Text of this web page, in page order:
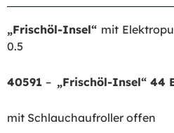
„Frischöl-Insel“ mit
0.5
40591 – „Frischöl-Insel“ 44
mit Schlauchaufroller offen